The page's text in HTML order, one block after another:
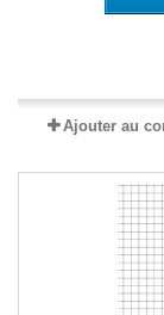
Ajouter au